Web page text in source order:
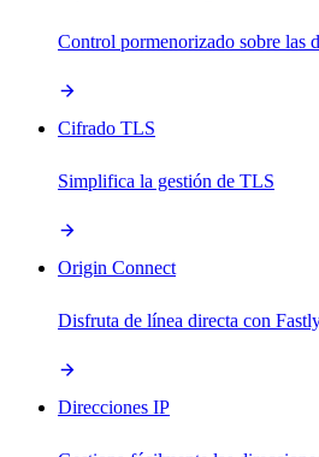
Control pormenorizado sobre las
Cifrado TLS
Simplifica la gestión de TLS
Origin Connect
Disfruta de línea directa con
Direcciones IP